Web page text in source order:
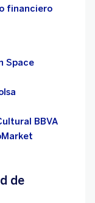
financiero
Space
BBVA
de